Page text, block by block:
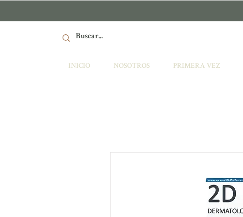
INICIO NOSOTROS PRIMERA VEZ